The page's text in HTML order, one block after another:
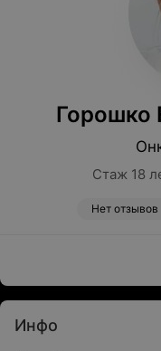
Горошко
Стаж 18
Нет отзывов
Инфо